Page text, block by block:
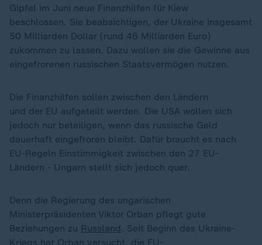
Gipfel im Juni neue Finanzhilfen für Kiew
beschlossen. Sie beabsichtigen, der Ukraine insgesamt
50 Milliarden Dollar (rund 46 Milliarden Euro)
zukommen zu lassen. Dazu wollen sie die Gewinne aus
eingefrorenen russischen Staatsvermögen nutzen.
Die Finanzhilfen sollen zwischen den Ländern
und der EU aufgeteilt werden. Die USA wollen sich
jedoch nur beteiligen, wenn das russische Geld
dauerhaft eingefroren bleibt. Dafür braucht es nach
EU-Regeln Einstimmigkeit zwischen den 27 EU-
Ländern - Ungarn stellt sich jedoch quer.
Denn die Regierung des ungarischen
Ministerpräsidenten Viktor Orban pflegt gute
Beziehungen zu Russland . Seit Beginn des Ukraine-
Kriegs hat Orban versucht, die EU-